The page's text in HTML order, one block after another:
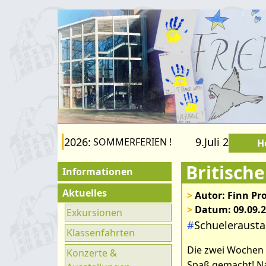
2026:SOMMERFERIEN ! 9.Juli 2026 bis
Informationen
Für Besucher
Schulfamilie
Förderverein
Fachräume
Aktuelles
Exkursionen
Klassenfahrten
Konzerte &
>Autor: Finn
>Datum:
#
Die zwei